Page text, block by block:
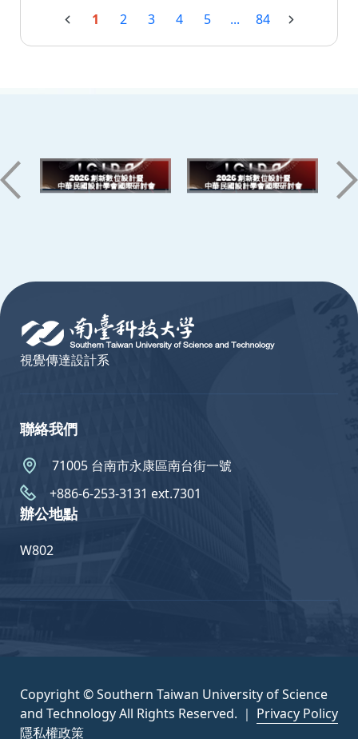
1 2 3 4 5 ... 84
視覺傳達設計系
聯絡我們
71005 台南市永康區南台街一號
+886-6-253-3131 ext.7301
辦公地點
W802
Copyright © Southern Taiwan University of Science
and Technology All Rights Reserved. ｜ Privacy Policy
隱私權政策